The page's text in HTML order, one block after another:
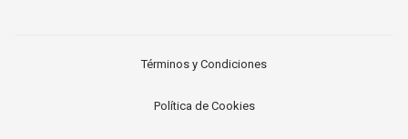
Términos y Condiciones
Política de Cookies